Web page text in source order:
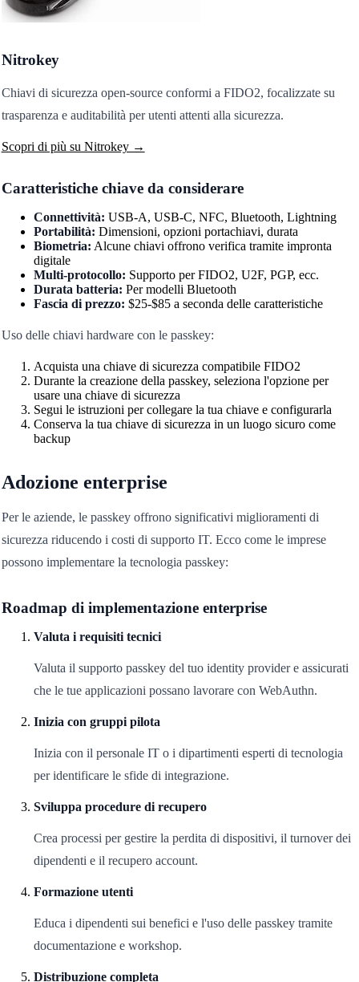
Nitrokey
Chiavi di sicurezza open-source conformi a FIDO2, focalizzate su
trasparenza e auditabilità per utenti attenti alla sicurezza.
Scopri di più su Nitrokey →
Caratteristiche chiave da considerare
Connettività: USB-A, USB-C, NFC, Bluetooth, Lightning
Portabilità: Dimensioni, opzioni portachiavi, durata
Biometria: Alcune chiavi offrono verifica tramite impronta
digitale
Multi-protocollo: Supporto per FIDO2, U2F, PGP, ecc.
Durata batteria: Per modelli Bluetooth
Fascia di prezzo: $25-$85 a seconda delle caratteristiche
Uso delle chiavi hardware con le passkey:
Acquista una chiave di sicurezza compatibile FIDO2
Durante la creazione della passkey, seleziona l'opzione per
usare una chiave di sicurezza
Segui le istruzioni per collegare la tua chiave e configurarla
Conserva la tua chiave di sicurezza in un luogo sicuro come
backup
Adozione enterprise
Per le aziende, le passkey offrono significativi miglioramenti di
sicurezza riducendo i costi di supporto IT. Ecco come le imprese
possono implementare la tecnologia passkey:
Roadmap di implementazione enterprise
Valuta i requisiti tecnici
Valuta il supporto passkey del tuo identity provider e assicurati
che le tue applicazioni possano lavorare con WebAuthn.
Inizia con gruppi pilota
Inizia con il personale IT o i dipartimenti esperti di tecnologia
per identificare le sfide di integrazione.
Sviluppa procedure di recupero
Crea processi per gestire la perdita di dispositivi, il turnover dei
dipendenti e il recupero account.
Formazione utenti
Educa i dipendenti sui benefici e l'uso delle passkey tramite
documentazione e workshop.
Distribuzione completa